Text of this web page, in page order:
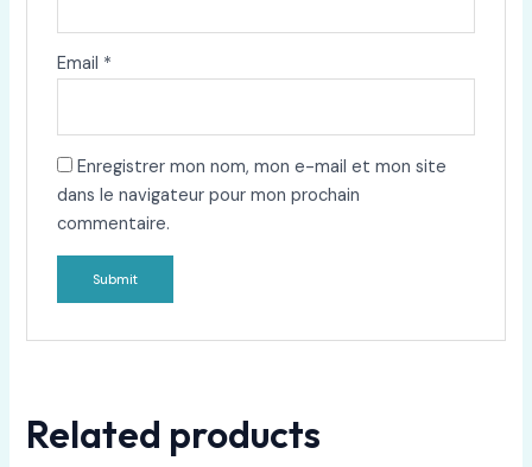
Email *
Enregistrer mon nom, mon e-mail et mon site
dans le navigateur pour mon prochain
commentaire.
Related products